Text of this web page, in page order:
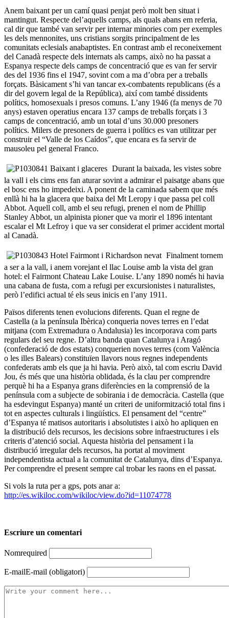
Anem baixant per un camí quasi penjat però molt ben situat i
mantingut. Respecte del’aquells camps, als quals abans em referia,
cal dir que també van servir per internar minories com per exemples
les dels mennonites, uns cristians sorgits principalment de les
comunitats eclesials anabaptistes. En contrast amb el reconeixement
del Canadà respecte dels internats als camps, això no ha passat a
Espanya respecte dels camps de concentració que es van fer servir
des del 1936 fins el 1947, sovint com a ma d’obra per a treballs
forçats. Bàsicament s’hi van tancar ex-combatents republicans (és a
dir del govern legal de la República), així com també dissidents
polítics, homosexuals i presos comuns. L’any 1946 (fa menys de 70
anys) estaven operatius encara 137 camps de treballs forçats i 3
camps de concentració, amb un total d’uns 30.000 presoners
polítics. Milers de presoners de guerra i polítics es van utilitzar per
construir el “Valle de los Caídos”, que encara es fa servir de
mausoleu pel general Franco.
Durant la baixada, les vistes sobre
la vall i els cims ens fan aturar sovint a admirar el paisatge abans que
el bosc ens ho impedeixi. A ponent de la caminada sabem que més
enllà hi ha la glacera que baixa del Mt Leropy i que passa pel coll
Abbot. Aquell coll, amb el seu refugi, prenen el nom de Phillip
Stanley Abbot, un alpinista pioner que va morir el 1896 intentant
escalar el Mt Lefroy i que va ser considerat el primer accident mortal
al Canadà.
Finalment tornem
a ser a la vall, i anem vorejant el llac Louise amb la vista del gran
hotel: el Fairmont Chateau Lake Louise. L’any 1890 només hi havia
una cabana de fusta, com a refugi per excursionistes i naturalistes,
però l’edifici actual té els seus inicis en l’any 1911.
Països diferents tenen evolucions diferents. Quan el regne de
Castella (a la península Ibèrica) conqueria noves terres en l’edat
mitjana (com Extremadura o Andalusia) les incorporava com parts
regulars del seu regne. D’altra banda quan Catalunya i Aragó
(confederació de dos estats) conquerien noves terres (com València
o les illes Balears) constituïen llavors nous regnes independents
confederats amb els que ja hi havia. Però això, tal com escriu David
Jou, és més que una història oblidada, és la clau per comprendre
perquè hi ha a Espanya grans diferències en la comprensió de la
península com a subjecte de sobirania i de democràcia. Castella (que
ha esdevingut Espanya) manté un criteri de uniformització total fins i
tot en aspectes culturals i lingüístics. El pensament del “centre”
d’Espanya té matisos autoritaris i absolutistes i això ho apliquen en
la distribució dels recursos, les decisions sobre infraestructures i els
criteris d’atenció social. Aquesta història del pensament i la
distribució irregular dels recursos, ha portat al moviment
independentista actual a la comunitat de Catalunya, dins d’Espanya.
Per comprendre el present sempre cal trobar les raons en el passat.
Si vols la ruta per a gps, pots anar a:
http://es.wikiloc.com/wikiloc/view.do?id=11074778
Escriure un comentari
Nomrequired
E-mailE-mail (obligatori)